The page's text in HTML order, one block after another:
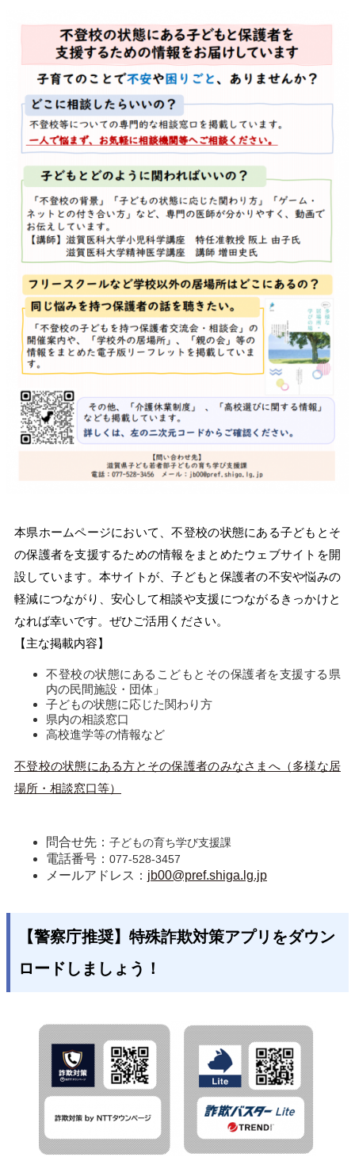
本県ホームページにおいて、不登校の状態にある子どもとそ
の保護者を支援するための情報をまとめたウェブサイトを開
設しています。本サイトが、子どもと保護者の不安や悩みの
軽減につながり、安心して相談や支援につながるきっかけと
なれば幸いです。ぜひご活用ください。
【主な掲載内容】
不登校の状態にあるこどもとその保護者を支援する県
内の民間施設・団体」
子どもの状態に応じた関わり方
県内の相談窓口
高校進学等の情報など
不登校の状態にある方とその保護者のみなさまへ（多様な居
場所・相談窓口等）
問合せ先： 子どもの育ち学び支援課
電話番号： 077-528-3457
メールアドレス： jb00@pref.shiga.lg.jp
【警察庁推奨】特殊詐欺対策アプリをダウン
ロードしましょう！